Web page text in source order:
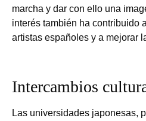
marcha y dar con ello una
interés también ha contribuido
artistas españoles y a mejorar
Intercambios
Las universidades japonesas,